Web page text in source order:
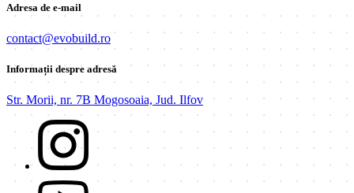
Adresa de e-mail
contact@evobuild.ro
Informații despre adresă
Str. Morii, nr. 7B Mogosoaia, Jud. Ilfov